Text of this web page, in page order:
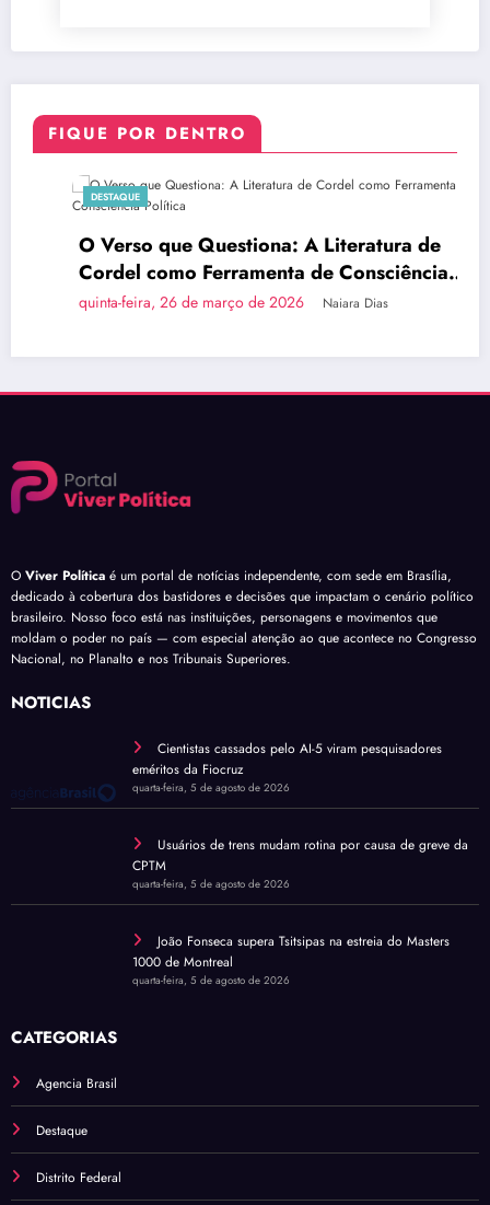
FIQUE POR DENTRO
DESTAQUE
O Verso que Questiona: A Literatura de
Cordel como Ferramenta de Consciência
Política
quinta-feira, 26 de março de 2026 Naiara Dias
O Viver Política é um portal de notícias independente, com sede em Brasília,
dedicado à cobertura dos bastidores e decisões que impactam o cenário político
brasileiro. Nosso foco está nas instituições, personagens e movimentos que
moldam o poder no país — com especial atenção ao que acontece no Congresso
Nacional, no Planalto e nos Tribunais Superiores.
NOTÍCIAS
Cientistas cassados pelo AI-5 viram pesquisadores
eméritos da Fiocruz
quarta-feira, 5 de agosto de 2026
Usuários de trens mudam rotina por causa de greve da
CPTM
quarta-feira, 5 de agosto de 2026
João Fonseca supera Tsitsipas na estreia do Masters
1000 de Montreal
quarta-feira, 5 de agosto de 2026
CATEGORIAS
Agencia Brasil
Destaque
Distrito Federal